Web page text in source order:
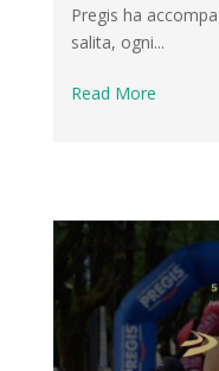
Pregis ha
salita, ogni...
Read More